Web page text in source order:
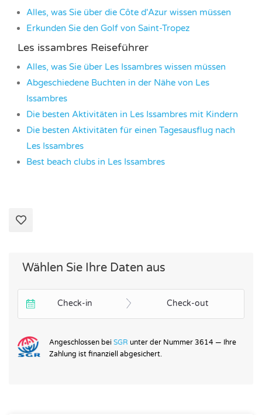
Alles, was Sie über die Côte d'Azur wissen müssen
Erkunden Sie den Golf von Saint-Tropez
Les issambres Reiseführer
Alles, was Sie über Les Issambres wissen müssen
Abgeschiedene Buchten in der Nähe von Les
Issambres
Die besten Aktivitäten in Les Issambres mit Kindern
Die besten Aktivitäten für einen Tagesausflug nach
Les Issambres
Best beach clubs in Les Issambres
Wählen Sie Ihre Daten aus
Check-in Check-out
Angeschlossen bei SGR unter der Nummer 3614 — Ihre
Zahlung ist finanziell abgesichert.